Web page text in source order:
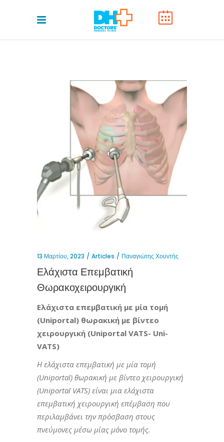
13 Μαρτίου, 2023 Articles Παναγιώτης Χουντής
Ελάχιστα Επεμβατική
Θωρακοχειρουργική
Eλάχιστα επεμβατική με μία τομή
(Uniportal) θωρακική με βίντεο
χειρουργική (Uniportal VATS- Uni-
VATS)
Η ελάχιστα επεμβατική με μία τομή
(Uniportal) θωρακική με βίντεο χειρουργική
(Uniportal VATS) είναι μια ελάχιστα
επεμβατική χειρουργική επέμβαση που
περιλαμβάνει την πρόσβαση στους
πνεύμονες μέσω μίας μόνο τομής.